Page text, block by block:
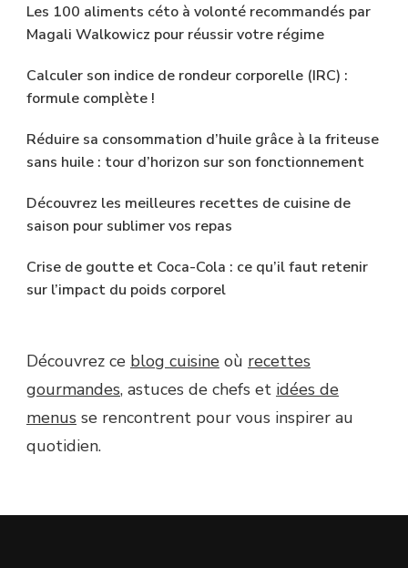
Les 100 aliments céto à volonté recommandés par
Magali Walkowicz pour réussir votre régime
Calculer son indice de rondeur corporelle (IRC) :
formule complète !
Réduire sa consommation d’huile grâce à la friteuse
sans huile : tour d’horizon sur son fonctionnement
Découvrez les meilleures recettes de cuisine de
saison pour sublimer vos repas
Crise de goutte et Coca-Cola : ce qu’il faut retenir
sur l’impact du poids corporel
Découvrez ce blog cuisine où recettes
gourmandes, astuces de chefs et idées de
menus se rencontrent pour vous inspirer au
quotidien.